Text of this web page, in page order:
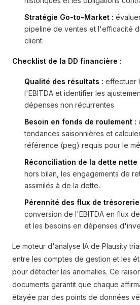
Stratégie Go-to-Market :
pipeline de ventes et l'efficacité
client.
Checklist de la DD financière :
Qualité des résultats : effectuer
l'EBITDA et identifier les
dépenses non récurrentes.
Besoin en fonds de roulement :
tendances saisonnières et
référence (peg) requis pour le
Réconciliation de la dette nette
hors bilan, les engagements de
assimilés à de la dette.
Pérennité des flux de trésorerie
conversion de l'EBITDA en flux
et les besoins en dépenses
Le moteur d'analyse IA de Plausity
entre les comptes de gestion et les
pour détecter les anomalies. Ce
documents garantit que chaque
étayée par des points de données